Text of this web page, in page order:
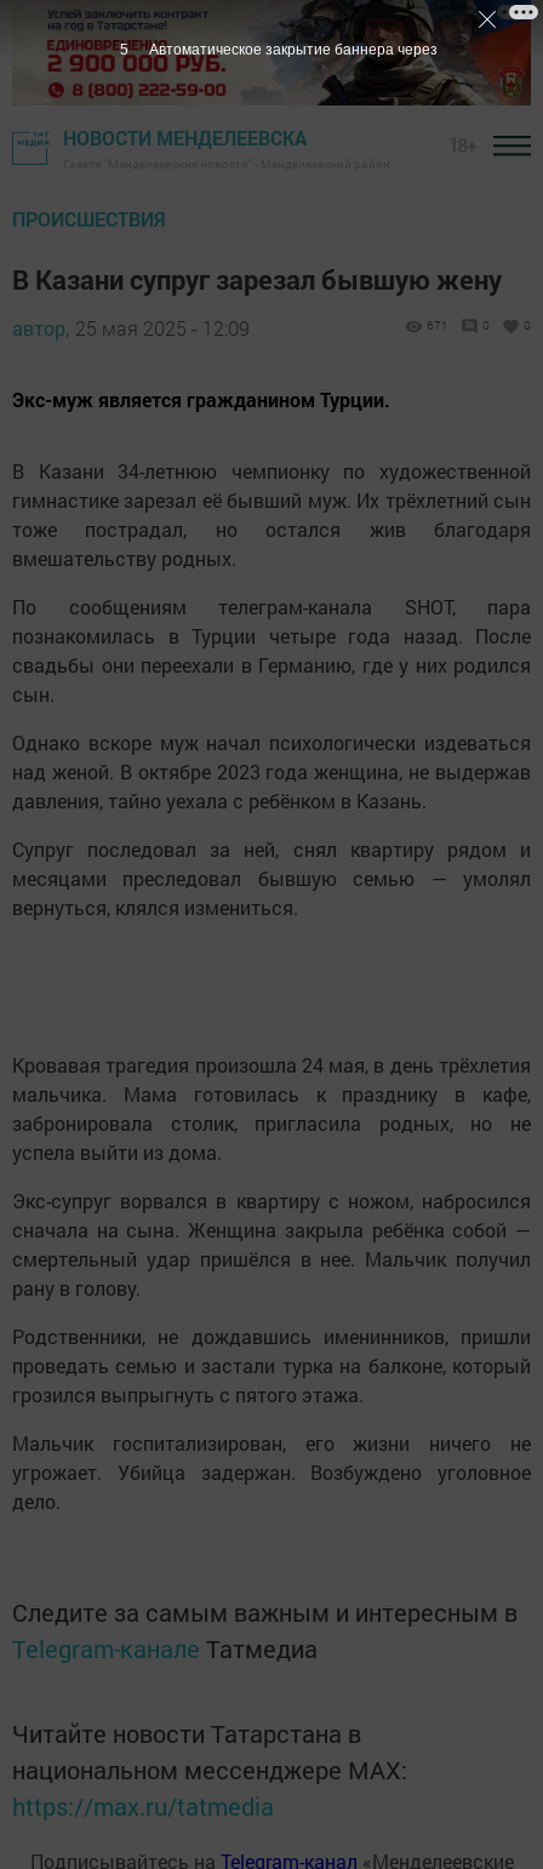
НОВОСТИ МЕНДЕЛЕЕВСКА
ПРОИСШЕСТВИЯ
В Казани супруг зарезал бывшую жену
автор, 25 мая 2025 - 12:09 671 0 0
Экс-муж является гражданином Турции.
В Казани 34-летнюю чемпионку по художественной
гимнастике зарезал её бывший муж. Их трёхлетний сын
тоже пострадал, но остался жив благодаря
вмешательству родных.
По сообщениям телеграм-канала SHOT, пара
познакомилась в Турции четыре года назад. После
свадьбы они переехали в Германию, где у них родился
сын.
Однако вскоре муж начал психологически издеваться
над женой. В октябре 2023 года женщина, не выдержав
давления, тайно уехала с ребёнком в Казань.
Супруг последовал за ней, снял квартиру рядом и
месяцами преследовал бывшую семью — умолял
вернуться, клялся измениться.
Кровавая трагедия произошла 24 мая, в день трёхлетия
мальчика. Мама готовилась к празднику в кафе,
забронировала столик, пригласила родных, но не
успела выйти из дома.
Экс-супруг ворвался в квартиру с ножом, набросился
сначала на сына. Женщина закрыла ребёнка собой —
смертельный удар пришёлся в нее. Мальчик получил
рану в голову.
Родственники, не дождавшись именинников, пришли
проведать семью и застали турка на балконе, который
грозился выпрыгнуть с пятого этажа.
Мальчик госпитализирован, его жизни ничего не
угрожает. Убийца задержан. Возбуждено уголовное
дело.
Следите за самым важным и интересным в
Telegram-канале Татмедиа
Читайте новости Татарстана в
национальном мессенджере MАХ:
https://max.ru/tatmedia
Подписывайтесь на Telegram-канал «Менделеевские
4 Автоматическое закрытие баннера через